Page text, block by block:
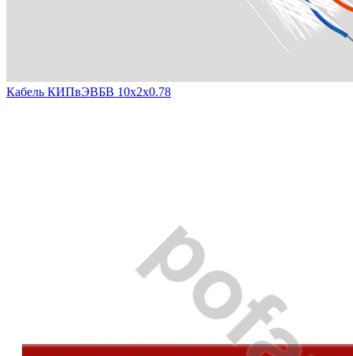
Кабель КИПвЭВБВ 10х2х0.78